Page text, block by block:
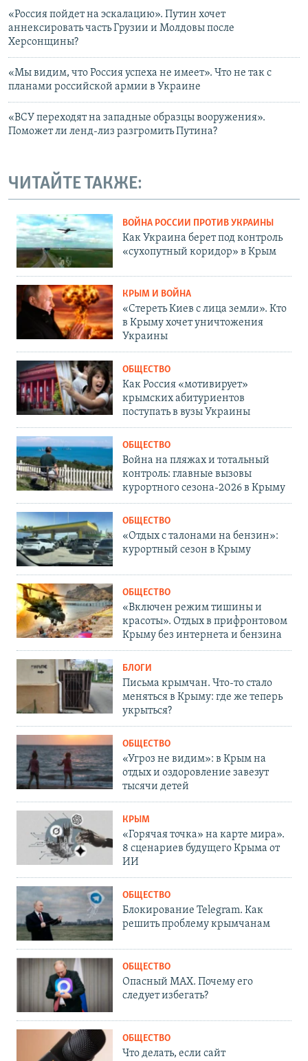
«Россия пойдет на эскалацию». Путин хочет
аннексировать часть Грузии и Молдовы после
Херсонщины?
«Мы видим, что Россия успеха не имеет». Что не так с
планами российской армии в Украине
«ВСУ переходят на западные образцы вооружения».
Поможет ли ленд-лиз разгромить Путина?
ЧИТАЙТЕ ТАКЖЕ:
ВОЙНА РОССИИ ПРОТИВ УКРАИНЫ
Как Украина берет под контроль
«сухопутный коридор» в Крым
КРЫМ И ВОЙНА
«Стереть Киев с лица земли». Кто
в Крыму хочет уничтожения
Украины
ОБЩЕСТВО
Как Россия «мотивирует»
крымских абитуриентов
поступать в вузы Украины
ОБЩЕСТВО
Война на пляжах и тотальный
контроль: главные вызовы
курортного сезона-2026 в Крыму
ОБЩЕСТВО
«Отдых с талонами на бензин»:
курортный сезон в Крыму
ОБЩЕСТВО
«Включен режим тишины и
красоты». Отдых в прифронтовом
Крыму без интернета и бензина
БЛОГИ
Письма крымчан. Что-то стало
меняться в Крыму: где же теперь
укрыться?
ОБЩЕСТВО
«Угроз не видим»: в Крым на
отдых и оздоровление завезут
тысячи детей
КРЫМ
«Горячая точка» на карте мира».
8 сценариев будущего Крыма от
ИИ
ОБЩЕСТВО
Блокирование Telegram. Как
решить проблему крымчанам
ОБЩЕСТВО
Опасный MAX. Почему его
следует избегать?
ОБЩЕСТВО
Что делать, если сайт